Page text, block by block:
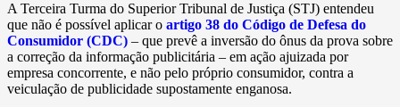
A Terceira Turma do Superior Tribunal de Justiça (STJ) entendeu
que não é possível aplicar o artigo 38 do Código de Defesa do
Consumidor (CDC) – que prevê a inversão do ônus da prova sobre
a correção da informação publicitária – em ação ajuizada por
empresa concorrente, e não pelo próprio consumidor, contra a
veiculação de publicidade supostamente enganosa.